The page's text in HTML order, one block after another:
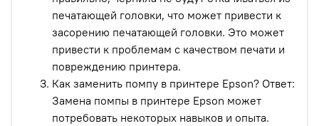
печатающей головки, что может привести к
засорению печатающей головки. Это может
привести к проблемам с качеством печати и
повреждению принтера.
Как заменить помпу в принтере Epson? Ответ:
Замена помпы в принтере Epson может
потребовать некоторых навыков и опыта.